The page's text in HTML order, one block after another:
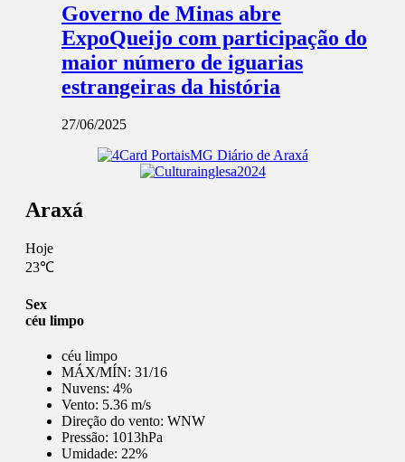
Governo de Minas abre
ExpoQueijo com participação do
maior número de iguarias
estrangeiras da história
27/06/2025
Araxá
Hoje
23℃
Sex
céu limpo
céu limpo
MÁX/MÍN: 31/16
Nuvens: 4%
Vento: 5.36 m/s
Direção do vento: WNW
Pressão: 1013hPa
Umidade: 22%